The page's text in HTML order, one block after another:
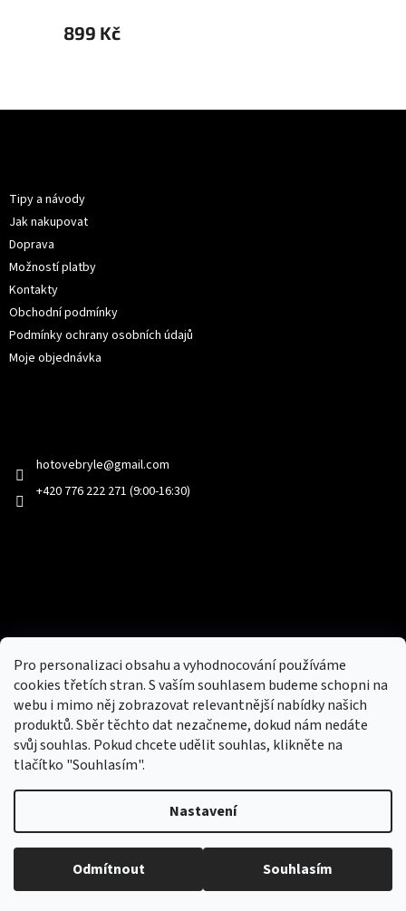
Pro personalizaci obsahu a vyhodnocování používáme
cookies třetích stran. S vaším souhlasem budeme schopni na
webu i mimo něj zobrazovat relevantnější nabídky našich
produktů. Sběr těchto dat nezačneme, dokud nám nedáte
svůj souhlas. Pokud chcete udělit souhlas, klikněte na
tlačítko "Souhlasím".
Nastavení
Odmítnout Souhlasím
899 Kč
Tipy a návody
Jak nakupovat
Doprava
Možností platby
Kontakty
Obchodní podmínky
Podmínky ochrany osobních údajů
Moje objednávka
hotovebryle@gmail.com
+420 776 222 271 (9:00-16:30)
Nový obchod s batohy, cestovními zavazadly, tašky a peněženky
Copyright 2026hotovebryle.cz
. Všechna práva